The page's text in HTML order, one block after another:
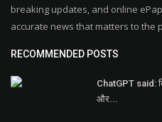
breaking updates, and online
accurate news that matters to the
RECOMMENDED POSTS
ChatGPT said:
और...